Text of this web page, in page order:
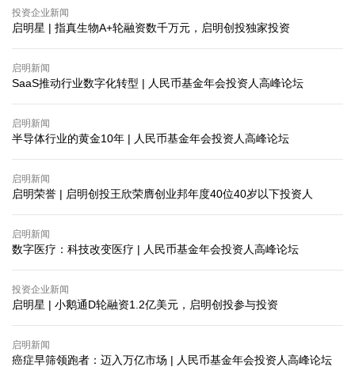
投资企业新闻
启明星 | 指真生物A+轮融资数千万元，启明创投独家投资
启明新闻
SaaS推动行业数字化转型 | 人民币基金年会投资人高峰论坛
启明新闻
半导体行业的黄金10年 | 人民币基金年会投资人高峰论坛
启明新闻
启明荣誉 | ​启明创投王欣荣膺创业邦年度40位40岁以下投资人
启明新闻
数字医疗：科技改变医疗 | 人民币基金年会投资人高峰论坛
投资企业新闻
启明星 | 小鹅通D轮融资1.2亿美元，启明创投参与投资
启明新闻
癌症早筛领跑者：迈入万亿市场 | 人民币基金年会投资人高峰论坛